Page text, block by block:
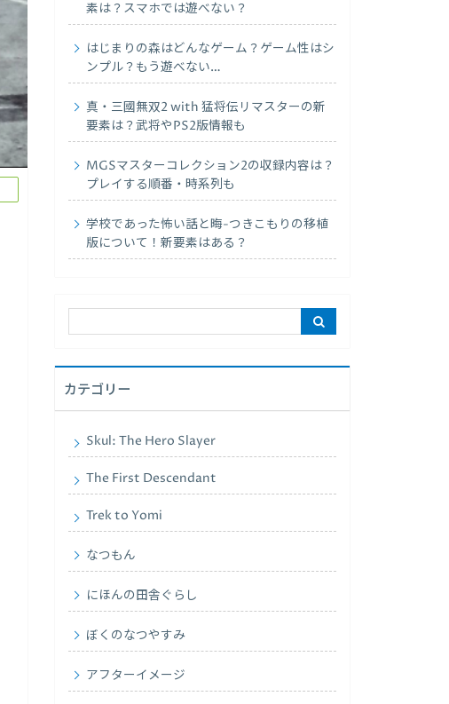
素は？スマホでは遊べない？
はじまりの森はどんなゲーム？ゲーム性はシ
ンプル？もう遊べない…
真・三國無双2 with 猛将伝リマスターの新
要素は？武将やPS2版情報も
MGSマスターコレクション2の収録内容は？
プレイする順番・時系列も
学校であった怖い話と晦-つきこもりの移植
版について！新要素はある？
カテゴリー
Skul: The Hero Slayer
The First Descendant
Trek to Yomi
なつもん
にほんの田舎ぐらし
ぼくのなつやすみ
アフターイメージ